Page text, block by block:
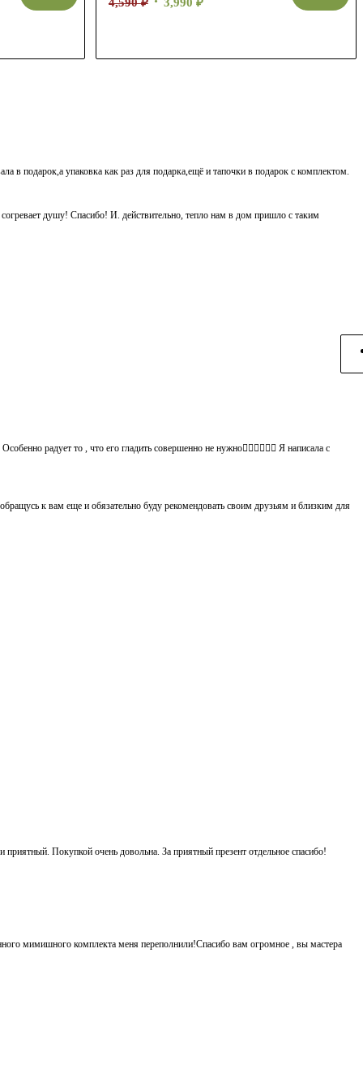
в подарок,а упаковка как раз для подарка,ещё и тапочки в подарок с комплектом.
согревает душу! Спасибо! И. действительно, тепло нам в дом пришло с таким
радует то , что его гладить совершенно не нужно👍🏻👍🏻🙈😄 Я написала с
к вам еще и обязательно буду рекомендовать своим друзьям и близким для
Покупкой очень довольна. За приятный презент отдельное спасибо!
мимишного комплекта меня переполнили!Спасибо вам огромное , вы мастера